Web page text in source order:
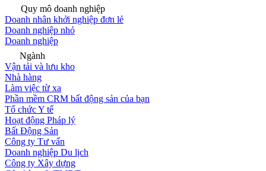
Quy mô doanh nghiệp
Doanh nhân khởi nghiệp đơn lẻ
Doanh nghiệp nhỏ
Doanh nghiệp
Ngành
Vận tải và lưu kho
Nhà hàng
Làm việc từ xa
Phần mềm CRM bất động sản của bạn
Tổ chức Y tế
Hoạt động Pháp lý
Bất Động Sản
Công ty Tư vấn
Doanh nghiệp Du lịch
Công ty Xây dựng